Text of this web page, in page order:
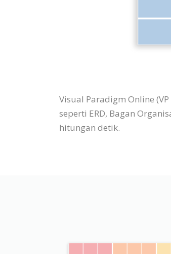
Visual Paradigm Online
seperti ERD, Bagan
hitungan detik.